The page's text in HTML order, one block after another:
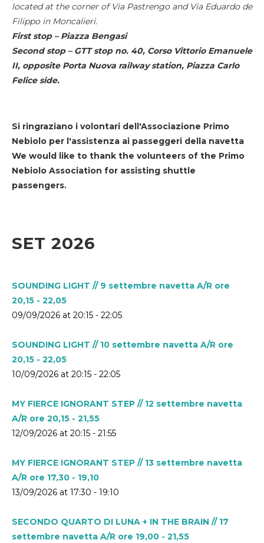
located at the corner of Via Pastrengo and Via Eduardo de
Filippo in Moncalieri.
First stop – Piazza Bengasi
Second stop – GTT stop no. 40, Corso Vittorio Emanuele
II, opposite Porta Nuova railway station, Piazza Carlo
Felice side.
Si ringraziano i volontari dell'Associazione Primo
Nebiolo per l'assistenza ai passeggeri della navetta
We would like to thank the volunteers of the Primo
Nebiolo Association for assisting shuttle
passengers.
SET 2026
SOUNDING LIGHT // 9 settembre navetta A/R ore
20,15 - 22,05
09/09/2026 at 20:15 - 22:05
SOUNDING LIGHT // 10 settembre navetta A/R ore
20,15 - 22,05
10/09/2026 at 20:15 - 22:05
MY FIERCE IGNORANT STEP // 12 settembre navetta
A/R ore 20,15 - 21,55
12/09/2026 at 20:15 - 21:55
MY FIERCE IGNORANT STEP // 13 settembre navetta
A/R ore 17,30 - 19,10
13/09/2026 at 17:30 - 19:10
SECONDO QUARTO DI LUNA + IN THE BRAIN // 17
settembre navetta A/R ore 19,00 - 21,55